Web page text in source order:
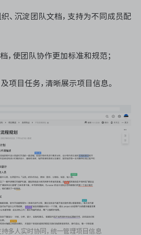
、沉淀团队文档，支持为不同成员配
，使团队协作更加标准和规范；
项目任务，清晰展示项目信息。
多人实时协同，统一管理项目信息